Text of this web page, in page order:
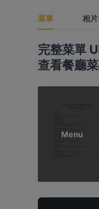
菜單 相片
完整菜單
查看餐廳
Menu